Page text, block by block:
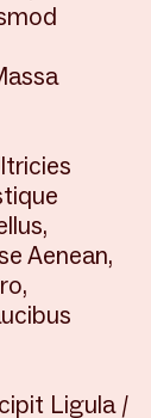
Aenean,
Ligula /